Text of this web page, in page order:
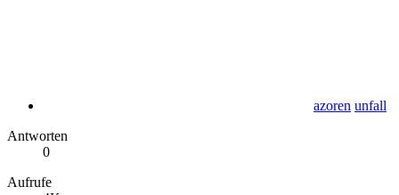
azoren unfall
Antworten
0
Aufrufe